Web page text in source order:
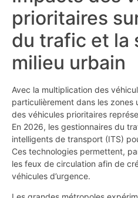
prioritaires
du trafic et la
milieu urbain
Avec la multiplication des
particulièrement dans les zones
des véhicules prioritaires
En 2026, les gestionnaires du
intelligents de transport (ITS)
Ces technologies permettent,
les feux de circulation afin de
véhicules d’urgence.